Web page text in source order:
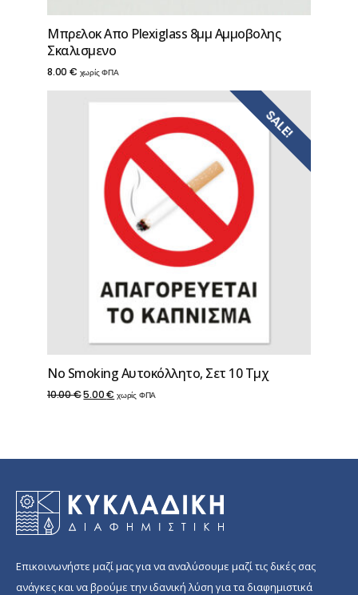
Μπρελοκ Απο Plexiglass 8μμ Αμμοβολης
Σκαλισμενο
8.00 € χωρίς ΦΠΑ
SALE!
No Smoking Αυτοκόλλητο, Σετ 10 Τμχ
10.00€Original
5.00€ Η
5.00 €.
χωρίς ΦΠΑ
Επικοινωνήστε μαζί μας για να αναλύσουμε μαζί τις δικές σας
ανάγκες και να βρούμε την ιδανική λύση για τα διαφημιστικά